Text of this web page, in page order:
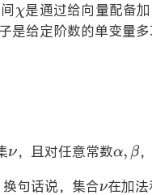
是通过给向量配备
是给定阶数的单变量多
，且对任意常数
句话说，集合 在加